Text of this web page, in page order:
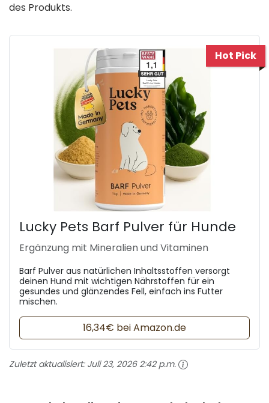
des Produkts.
Hot Pick
Lucky Pets Barf Pulver für Hunde
Ergänzung mit Mineralien und Vitaminen
Barf Pulver aus natürlichen Inhaltsstoffen versorgt
deinen Hund mit wichtigen Nährstoffen für ein
gesundes und glänzendes Fell, einfach ins Futter
mischen.
16,34€ bei Amazon.de
Zuletzt aktualisiert: Juli 23, 2026 2:42 p.m.